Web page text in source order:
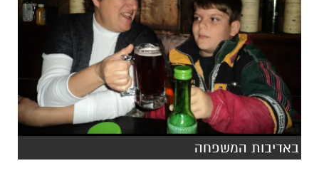
באדיבות המשפחה